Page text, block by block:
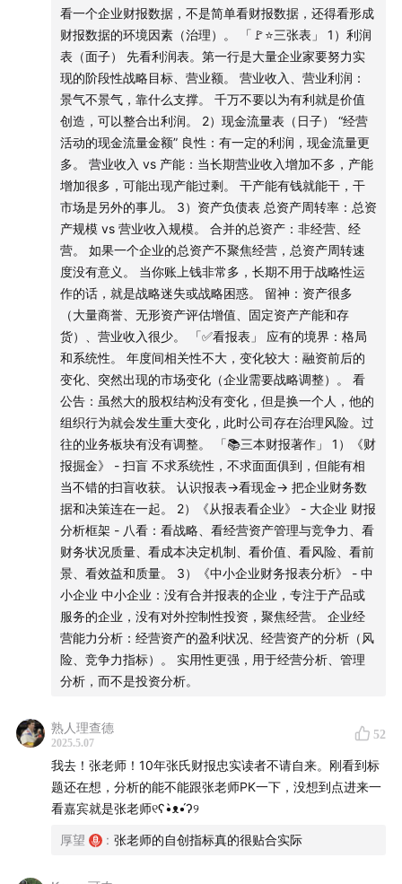
⚠️节目所提到的任何具体公司仅作举例之用，以交流嘉宾
和主播个人想法和分享知识为目的，完全不构成任何投资
建议或参考。请读者注意判断其中风险，结合个人投资目
标、财务状况和需求，独立思考，谨慎决策。your
money your decision. 依据或使用本播客内容所造成的后
果由您独自承担。
欢迎收听本期节目。
时间轴：
如果一家企业的全貌是一个完整的拼图的话，财报这
件事它大概占比是多少？
两个案例感受一些财务指标的荒唐
先事实求是，具体公司具体分析，再去谈财务指标
就连最基本的「营业利润」，都泛化到无以复加的
把看财报和看企业结合起来🚩
财务是标量，战略是矢量🚩
资产负债表是战略结构图，利润表是战略年内的执行计划
财报和投资之间的关系🚩
32:37 很多学财会的人根本看不懂财报
看财报就是看企业的体检报告
「✅财务指标」
1）资产负债率
专家说，资产负债率是风险，70%是重要的风险临界值。问
题是真的有人用，变成了一种考核标准。
为了达到考核标准“资产负债率70%”，绞尽脑汁处理报表符合
标准。比如贷款（永续债）加杠杆，在会计处理上伪装成了
股东权益。
2）流动比率（流动资产vs流动负债）
如果企业大量的资产属于货币的资金状态没得到任何应用，
大量的资产处于应收账款或被大股东关联方占用的其他应收
款的债权长期回不来，越来越多企业越完蛋。
头部企业往往流动负债很高，而流动负债的主体又是经营性
负债，通过自己的业务能力实现流动负债，这种企业流动比
率低才是竞争力，而不是风险。
先事实求是，具体公司具体分析，再去谈财务指标
3）营业利润
营业利润率/销售利润率 = 营业利润 ÷ 营业收入
销售净利率= 净利润 ÷ 营业收入
中国的利润表结构和美国的差别很大。
分析企业的盈利能力，要看营业利润，但它把营业的概念泛
化到无以复加的地步了。必须把主营从中摘出来，利润的结
构性分析。
利润表的利润，必然是资产、资源运作的结果。结合利润表
和资产负债表的结构性关系，再结合现金流量表。系统的分
析能力对企业的认知有非常大的提升。
「🚩看财报 & 看企业」
用结构性分析、系统性分析。
通过财报数据之间的系统内在的逻辑关系，解决对企业本质
认知的问题，预测企业未来的一种发展方向。
「🚩财务是标量，战略是矢量」
架/质量分析方法（战略视角）。
战略有方向，财报数据没有方向。
战略需要 → 对外控制性投资 → 合并报表。母公司报表是战
略的发起端，合并报表是战略的执行结果。资产负债表是战
投资主导战略的企业：往往成长性很快。通过并购、吸纳其
看一个企业财报数据，不是简单看财报数据，还得看形成
财报数据的环境因素（治理）。 「🚩⭐️三张表」 1）利润
表（面子） 先看利润表。第一行是大量企业家要努力实
现的阶段性战略目标、营业额。 营业收入、营业利润：
景气不景气，靠什么支撑。 千万不要以为有利就是价值
创造，可以整合出利润。 2）现金流量表（日子） “经营
活动的现金流量金额” 良性：有一定的利润，现金流量更
多。 营业收入 vs 产能：当长期营业收入增加不多，产能
增加很多，可能出现产能过剩。 干产能有钱就能干，干
市场是另外的事儿。 3）资产负债表 总资产周转率：总资
产规模 vs 营业收入规模。 合并的总资产：非经营、经
营。 如果一个企业的总资产不聚焦经营，总资产周转速
度没有意义。 当你账上钱非常多，长期不用于战略性运
作的话，就是战略迷失或战略困惑。 留神：资产很多
（大量商誉、无形资产评估增值、固定资产产能和存
货）、营业收入很少。 「✅看报表」 应有的境界：格局
和系统性。 年度间相关性不大，变化较大：融资前后的
变化、突然出现的市场变化（企业需要战略调整）。 看
公告：虽然大的股权结构没有变化，但是换一个人，他的
组织行为就会发生重大变化，此时公司存在治理风险。过
往的业务板块有没有调整。 「📚三本财报著作」 1）《财
报掘金》 - 扫盲 不求系统性，不求面面俱到，但能有相
当不错的扫盲收获。 认识报表→看现金→ 把企业财务数
据和决策连在一起。 2）《从报表看企业》 - 大企业 财报
分析框架 - 八看：看战略、看经营资产管理与竞争力、看
财务状况质量、看成本决定机制、看价值、看风险、看前
景、看效益和质量。 3）《中小企业财务报表分析》 - 中
小企业 中小企业：没有合并报表的企业，专注于产品或
服务的企业，没有对外控制性投资，聚焦经营。 企业经
营能力分析：经营资产的盈利状况、经营资产的分析（风
险、竞争力指标）。 实用性更强，用于经营分析、管理
分析，而不是投资分析。
熟人理查德
2025.5.07
52
我去！张老师！10年张氏财报忠实读者不请自来。刚看到标
题还在想，分析的能不能跟张老师PK一下，没想到点进来一
看嘉宾就是张老师୧ʕ•̀ᴥ•́ʔ୨
厚望 : 张老师的自创指标真的很贴合实际